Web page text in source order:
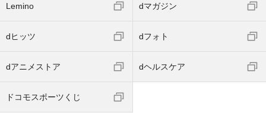
Lemino dマガジン
dヒッツ dフォト
dアニメストア dヘルスケア
ドコモスポーツくじ